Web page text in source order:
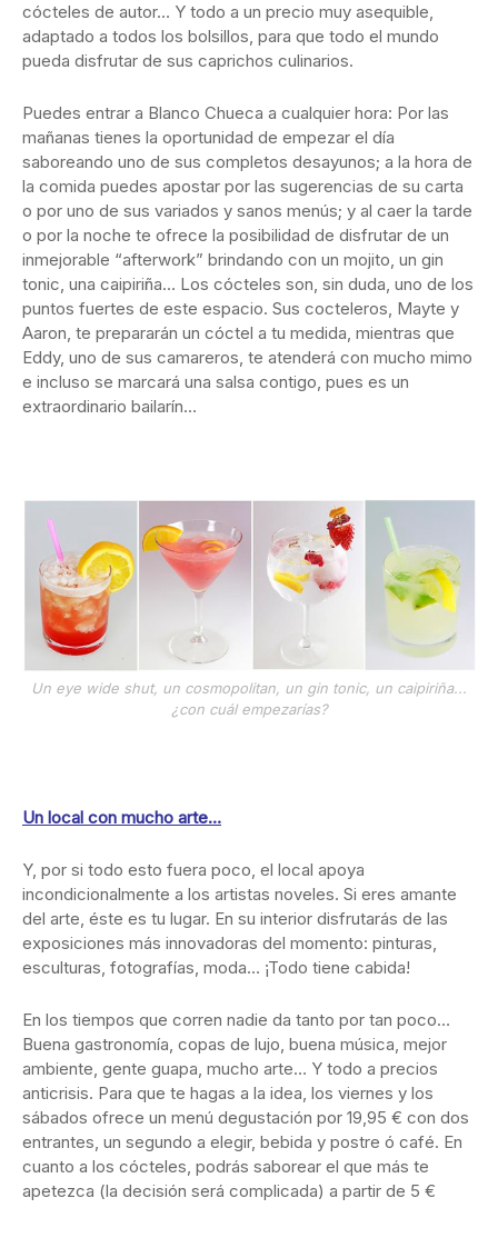
cócteles de autor… Y todo a un precio muy asequible,
adaptado a todos los bolsillos, para que todo el mundo
pueda disfrutar de sus caprichos culinarios.
Puedes entrar a Blanco Chueca a cualquier hora: Por las
mañanas tienes la oportunidad de empezar el día
saboreando uno de sus completos desayunos; a la hora de
la comida puedes apostar por las sugerencias de su carta
o por uno de sus variados y sanos menús; y al caer la tarde
o por la noche te ofrece la posibilidad de disfrutar de un
inmejorable “afterwork” brindando con un mojito, un gin
tonic, una caipiriña… Los cócteles son, sin duda, uno de los
puntos fuertes de este espacio. Sus cocteleros, Mayte y
Aaron, te prepararán un cóctel a tu medida, mientras que
Eddy, uno de sus camareros, te atenderá con mucho mimo
e incluso se marcará una salsa contigo, pues es un
extraordinario bailarín…
Un eye wide shut, un cosmopolitan, un gin tonic, un caipiriña...
¿con cuál empezarías?
Un local con mucho arte…
Y, por si todo esto fuera poco, el local apoya
incondicionalmente a los artistas noveles. Si eres amante
del arte, éste es tu lugar. En su interior disfrutarás de las
exposiciones más innovadoras del momento: pinturas,
esculturas, fotografías, moda… ¡Todo tiene cabida!
En los tiempos que corren nadie da tanto por tan poco…
Buena gastronomía, copas de lujo, buena música, mejor
ambiente, gente guapa, mucho arte… Y todo a precios
anticrisis. Para que te hagas a la idea, los viernes y los
sábados ofrece un menú degustación por 19,95 € con dos
entrantes, un segundo a elegir, bebida y postre ó café. En
cuanto a los cócteles, podrás saborear el que más te
apetezca (la decisión será complicada) a partir de 5 €